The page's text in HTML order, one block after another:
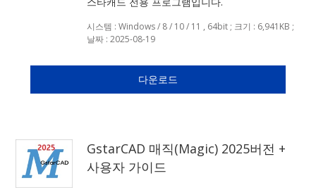
시스템 : Windows / 8 / 10 / 11 , 64bit ; 크기 : 6,941KB ;
날짜 : 2025-08-19
다운로드
GstarCAD 매직(Magic) 2025버전 +
사용자 가이드